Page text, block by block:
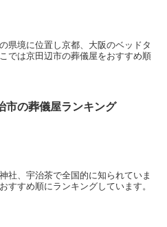
県境に位置し京都、大阪のベッドタ
では京田辺市の葬儀屋をおすすめ順
市の葬儀屋ランキング
社、宇治茶で全国的に知られていま
すすめ順にランキングしています。